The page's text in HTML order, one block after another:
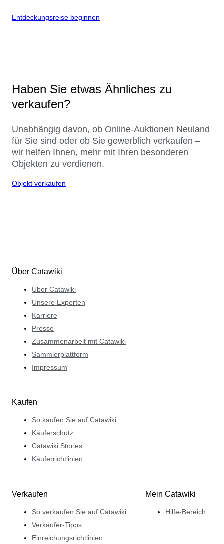
Entdeckungsreise beginnen
Haben Sie etwas Ähnliches zu
verkaufen?
Unabhängig davon, ob Online-Auktionen Neuland
für Sie sind oder ob Sie gewerblich verkaufen –
wir helfen Ihnen, mehr mit Ihren besonderen
Objekten zu verdienen.
Objekt verkaufen
Über Catawiki
Über Catawiki
Unsere Experten
Karriere
Presse
Zusammenarbeit mit Catawiki
Sammlerplattform
Impressum
Kaufen
So kaufen Sie auf Catawiki
Käuferschutz
Catawiki Stories
Käuferrichtlinien
Verkaufen
So verkaufen Sie auf Catawiki
Verkäufer-Tipps
Einreichungsrichtlinien
Mein Catawiki
Hilfe-Bereich